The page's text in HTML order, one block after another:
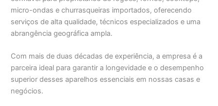
micro-ondas e churrasqueiras importados, oferecendo
serviços de alta qualidade, técnicos especializados e uma
abrangência geográfica ampla.
Com mais de duas décadas de experiência, a empresa é a
parceira ideal para garantir a longevidade e o desempenho
superior desses aparelhos essenciais em nossas casas e
negócios.